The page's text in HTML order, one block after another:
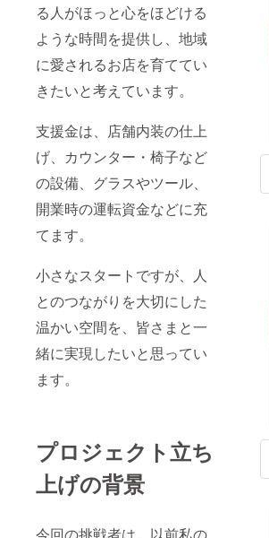
る人がほっと心をほどける
ような時間を提供し、地域
に愛されるお店を育ててい
きたいと考えています。
支援金は、店舗内装の仕上
げ、カウンター・椅子など
の設備、グラスやツール、
開業時の運転資金などに充
てます。
小さなスタートですが、人
とのつながりを大切にした
温かい空間を、皆さまと一
緒に実現したいと思ってい
ます。
プロジェクト立ち
上げの背景